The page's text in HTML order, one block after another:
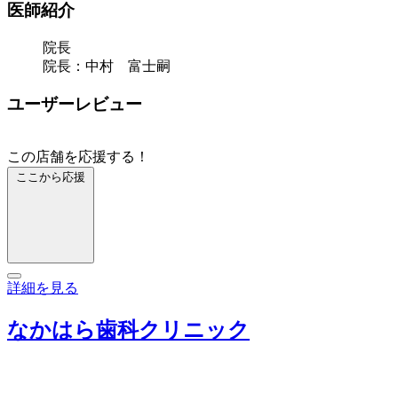
医師紹介
院長
院長：中村 富士嗣
ユーザーレビュー
この店舗を応援する！
ここから応援
詳細を見る
なかはら歯科クリニック